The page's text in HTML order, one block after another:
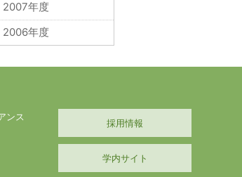
2007年度
2006年度
ンス
採用情報
学内サイト